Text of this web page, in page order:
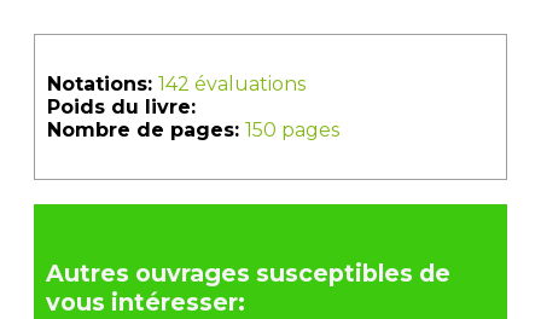
Notations: 142 évaluations
Poids du livre:
Nombre de pages: 150 pages
Autres ouvrages susceptibles de
vous intéresser: